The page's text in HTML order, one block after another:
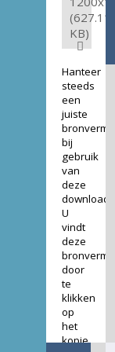
(627.11
KB)
Hanteer
steeds
een
juiste
bij
gebruik
van
deze
download.
U
vindt
deze
door
te
klikken
op
het
kopje